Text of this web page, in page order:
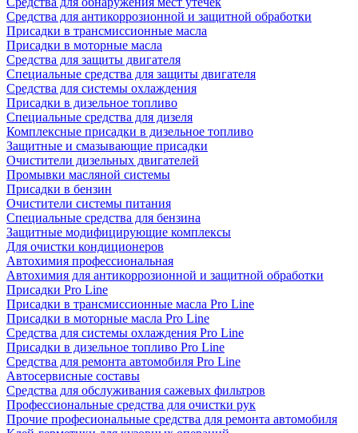
Средства для антикоррозионной и защитной обработки
Присадки в трансмиссионные масла
Присадки в моторные масла
Средства для защиты двигателя
Специальныe средства для защиты двигателя
Средства для системы охлаждения
Присадки в дизельное топливо
Спeциальные средства для дизеля
Комплексные присадки в дизельное топливо
Защитные и смазывающие присадки
Очистители дизельных двигателей
Промывки масляной системы
Присадки в бензин
Очистители системы питания
Специальные срeдства для бензина
Защитные модифицирующие комплексы
Для очистки кондиционеров
Автохимия профессиональная
Автохимия для антикоррозионной и защитной обработки
Присадки Pro Line
Присадки в трансмиссионные масла Pro Line
Присадки в моторные масла Pro Line
Средства для системы охлаждения Pro Line
Присадки в дизельное топливо Pro Line
Средства для ремонта автомобиля Pro Line
Автосервисные составы
Средства для обслуживания сажевых фильтров
Профессиональные средства для очистки рук
Прочие професиональные средства для ремонта автомобиля